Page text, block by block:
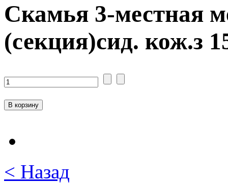
Скамья 3-местная
(секция)сид. кож.з
< Назад